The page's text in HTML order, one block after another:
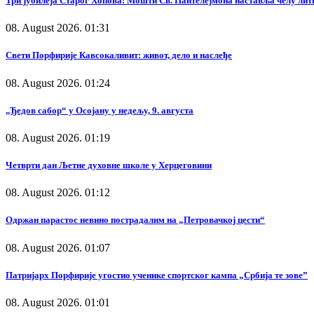
08. August 2026. 01:31
Свети Порфирије Кавсокаливит: живот, дело и наслеђе
08. August 2026. 01:24
„Ђедов сабор“ у Осојану у недељу, 9. августа
08. August 2026. 01:19
Четврти дан Љетне духовне школе у Херцеговини
08. August 2026. 01:12
Одржан парастос невино пострадалим на „Петровачкој цести“
08. August 2026. 01:07
Патријарх Порфирије угостио ученике спортског кампа „Србија те зове”
08. August 2026. 01:01